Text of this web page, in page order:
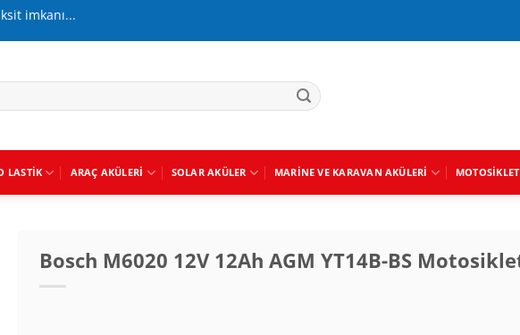
imkanı...
LASTIK ARAÇ AKÜLERI SOLAR AKÜLER MARINE VE KARAVAN AKÜLERI
Bosch M6020 12V 12Ah AGM YT14B-BS